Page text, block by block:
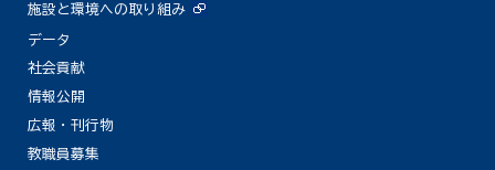
施設と環境への取り組み
データ
社会貢献
情報公開
広報・刊行物
教職員募集